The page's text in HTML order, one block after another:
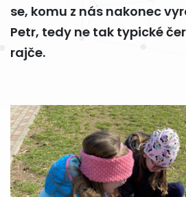
se, komu z nás nakonec
Petr, tedy ne tak typické
rajče.